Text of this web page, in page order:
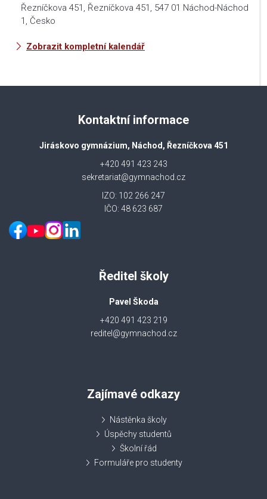
Řezníčkova 451, Řezníčkova 451, 547 01 Náchod-Náchod
1, Česko
Zobrazit kompletní kalendář
Kontaktní informace
Jiráskovo gymnázium, Náchod, Řezníčkova 451
+420 491 423 243
sekretariat@gymnachod.cz
IZO: 102 266 247
IČO: 48 623 687
Ředitel školy
Pavel Škoda
+420 491 423 219
reditel@gymnachod.cz
Zajímavé odkazy
Nástěnka školy
Úspěchy studentů
Školní řád
Formuláře pro studenty